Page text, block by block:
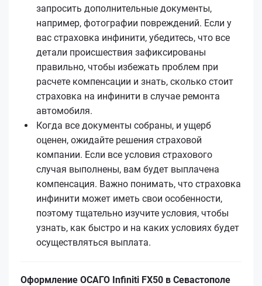
запросить дополнительные документы,
например, фотографии повреждений. Если у
вас страховка инфинити, убедитесь, что все
детали происшествия зафиксированы
правильно, чтобы избежать проблем при
расчете компенсации и знать, сколько стоит
страховка на инфинити в случае ремонта
автомобиля.
Когда все документы собраны, и ущерб
оценен, ожидайте решения страховой
компании. Если все условия страхового
случая выполнены, вам будет выплачена
компенсация. Важно понимать, что страховка
инфинити может иметь свои особенности,
поэтому тщательно изучите условия, чтобы
узнать, как быстро и на каких условиях будет
осуществляться выплата.
Оформление ОСАГО Infiniti FX50 в Севастополе